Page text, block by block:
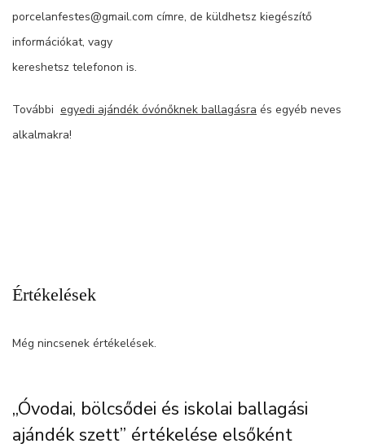
porcelanfestes@gmail.com címre, de küldhetsz kiegészítő
információkat, vagy
kereshetsz telefonon is.
További egyedi ajándék óvónőknek ballagásra és egyéb neves
alkalmakra!
Értékelések
Még nincsenek értékelések.
„Óvodai, bölcsődei és iskolai ballagási
ajándék szett” értékelése elsőként